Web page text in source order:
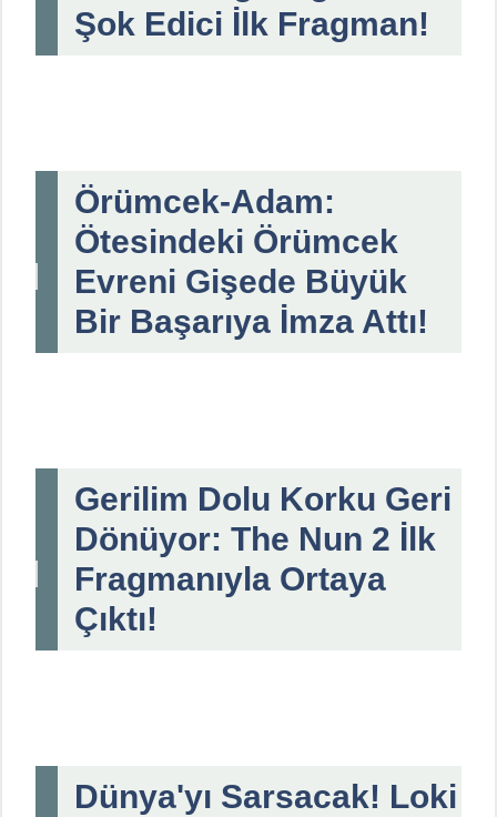
Şok Edici İlk Fragman!
Örümcek-Adam:
Ötesindeki Örümcek
Evreni Gişede Büyük
Bir Başarıya İmza Attı!
Gerilim Dolu Korku Geri
Dönüyor: The Nun 2 İlk
Fragmanıyla Ortaya
Çıktı!
Dünya'yı Sarsacak! Loki